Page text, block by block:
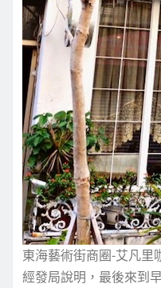
東海藝術街商圈-艾凡里
經發局說明，最後來到